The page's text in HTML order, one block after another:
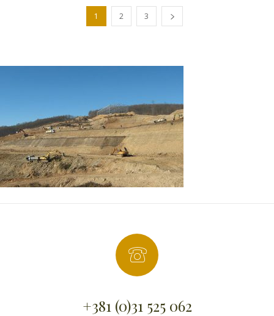
1 2 3
+381 (0)31 525 062